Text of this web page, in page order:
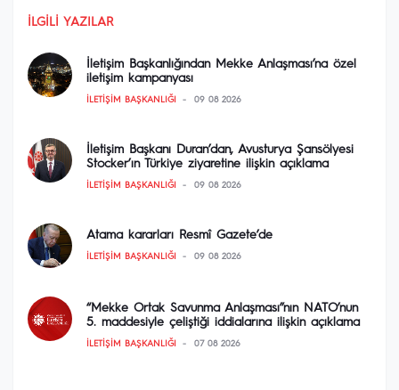
İLGILI YAZILAR
İletişim Başkanlığından Mekke Anlaşması’na özel
iletişim kampanyası
İLETIŞIM BAŞKANLIĞI 09 08 2026
İletişim Başkanı Duran’dan, Avusturya Şansölyesi
Stocker’ın Türkiye ziyaretine ilişkin açıklama
İLETIŞIM BAŞKANLIĞI 09 08 2026
Atama kararları Resmî Gazete’de
İLETIŞIM BAŞKANLIĞI 09 08 2026
“Mekke Ortak Savunma Anlaşması”nın NATO’nun
5. maddesiyle çeliştiği iddialarına ilişkin açıklama
İLETIŞIM BAŞKANLIĞI 07 08 2026